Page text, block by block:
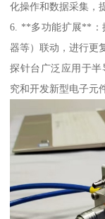
化操作和数据采集，
6. **多功能扩展**：
器等）联动，进行更
探针台广泛应用于
究和开发新型电子元